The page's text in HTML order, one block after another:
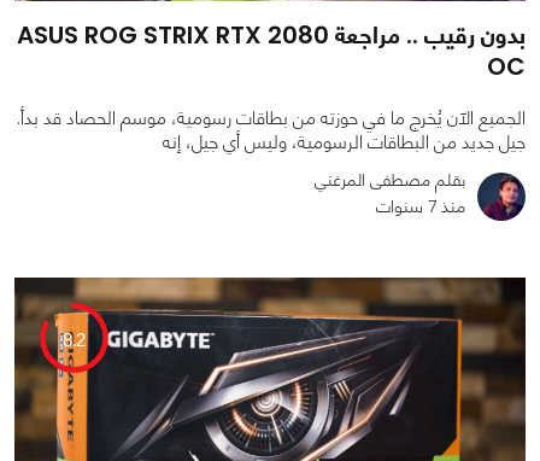
بدون رقيب .. مراجعة ASUS ROG STRIX RTX 2080
OC
الجميع الآن يُخرج ما في حوزته من بطاقات رسومية، موسم الحصاد قد بدأ.
جيل جديد من البطاقات الرسومية، وليس أي جيل، إنه
بقلم مصطفى المرغني
منذ 7 سنوات
8.2